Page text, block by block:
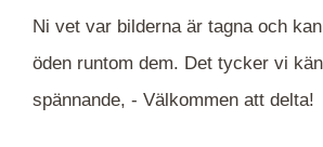
Ni vet var bilderna är tagna och
öden runtom dem. Det tycker vi
spännande, - Välkommen att delta!